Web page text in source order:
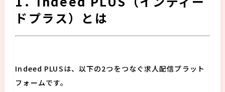
ドプラス）とは
Indeed PLUSは、以下の2つをつなぐ求人配信プラット
フォームです。